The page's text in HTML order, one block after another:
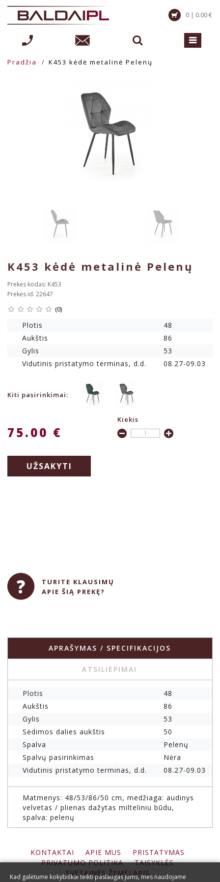
0 | 0.00 €
Pradžia K453 kėdė metalinė Pelenų
K453 kėdė metalinė Pelenų
Prekės kodas: K453
Prekės id: 22647
(0)
Plotis
48
Aukštis
86
Gylis
53
Vidutinis pristatymo terminas, d.d.
08.27-09.03
Kiti pasirinkimai:
75.00 €
Kiekis
UŽSAKYTI
TURITE KLAUSIMŲ
APIE ŠIĄ PREKĘ?
APRAŠYMAS / SPECIFIKACIJOS
ATSILIEPIMAI
Plotis
48
Aukštis
86
Gylis
53
Sėdimos dalies aukštis
50
Spalva
Pelenų
Spalvų pasirinkimas
Nėra
Vidutinis pristatymo terminas, d.d.
08.27-09.03
Matmenys: 48/53/86/50 cm, medžiaga: audinys
velvetas / plienas dažytas milteliniu būdu,
spalva: pelenų
KONTAKTAI APIE MUS
PRISTATYMAS
PRIVATUMO POLITIKA
TAISYKLĖS
SVETAINĖS ŽEMĖLAPIS
Kad galėtume kokybiškai teikti paslaugas Jums, mes naudojame